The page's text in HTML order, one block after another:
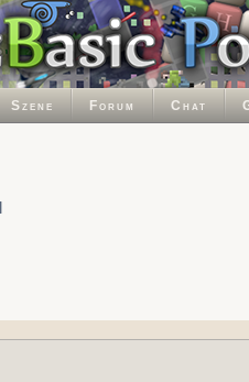
Szene Forum Chat